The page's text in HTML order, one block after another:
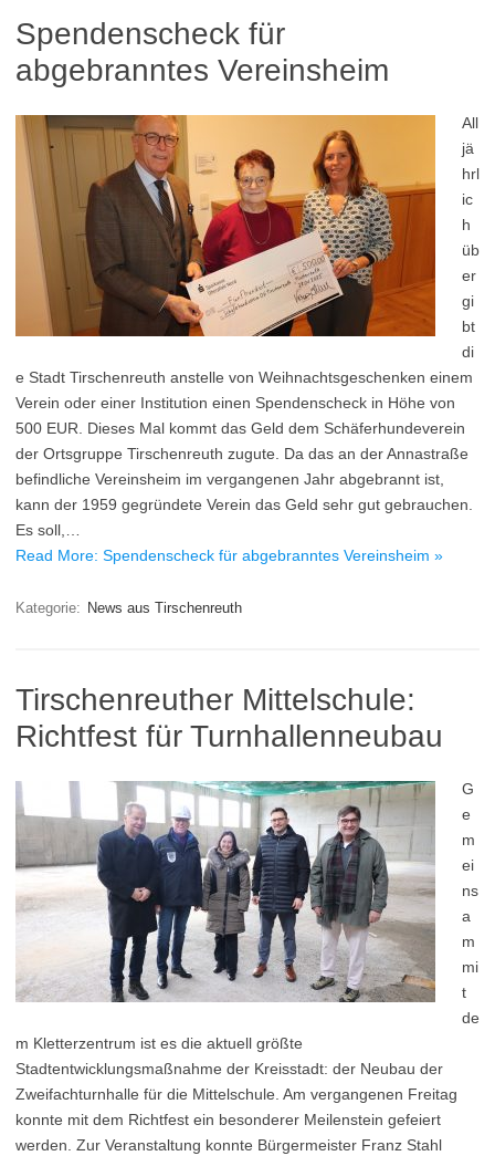
Spendenscheck für
abgebranntes Vereinsheim
All
jä
hrl
ic
h
üb
er
gi
bt
di
e Stadt Tirschenreuth anstelle von Weihnachtsgeschenken einem
Verein oder einer Institution einen Spendenscheck in Höhe von
500 EUR. Dieses Mal kommt das Geld dem Schäferhundeverein
der Ortsgruppe Tirschenreuth zugute. Da das an der Annastraße
befindliche Vereinsheim im vergangenen Jahr abgebrannt ist,
kann der 1959 gegründete Verein das Geld sehr gut gebrauchen.
Es soll,…
Read More: Spendenscheck für abgebranntes Vereinsheim »
Kategorie: News aus Tirschenreuth
Tirschenreuther Mittelschule:
Richtfest für Turnhallenneubau
G
e
m
ei
ns
a
m
mi
t
de
m Kletterzentrum ist es die aktuell größte
Stadtentwicklungsmaßnahme der Kreisstadt: der Neubau der
Zweifachturnhalle für die Mittelschule. Am vergangenen Freitag
konnte mit dem Richtfest ein besonderer Meilenstein gefeiert
werden. Zur Veranstaltung konnte Bürgermeister Franz Stahl